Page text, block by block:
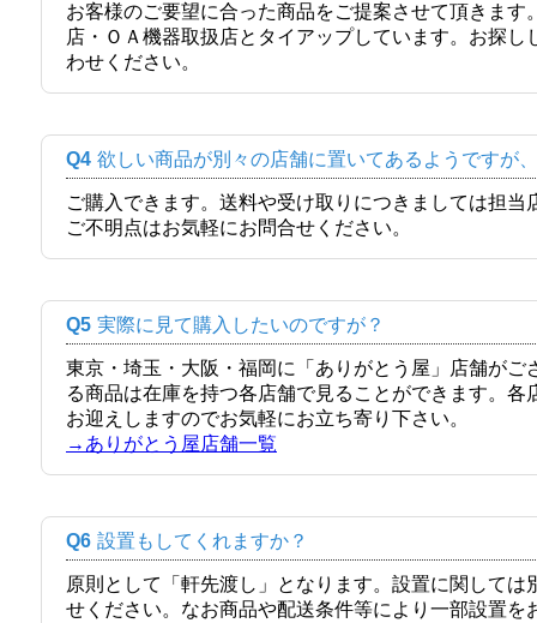
お客様のご要望に合った商品をご提案させて頂きま
店・ＯＡ機器取扱店とタイアップしています。お探
わせください。
Q4 欲しい商品が別々の店舗に置いてあるようですが
ご購入できます。送料や受け取りにつきましては担
ご不明点はお気軽にお問合せください。
Q5 実際に見て購入したいのですが？
東京・埼玉・大阪・福岡に「ありがとう屋」店舗が
る商品は在庫を持つ各店舗で見ることができます。
お迎えしますのでお気軽にお立ち寄り下さい。
→ありがとう屋店舗一覧
Q6 設置もしてくれますか？
原則として「軒先渡し」となります。設置に関して
せください。なお商品や配送条件等により一部設置